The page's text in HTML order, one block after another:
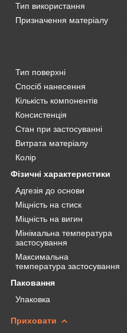
Тип використання
Призначення матеріалу
Тип поверхні
Спосіб нанесення
Кількість компонентів
Консистенція
Стан при застосуванні
Витрата матеріалу
Колір
Фізичні характеристики
Адгезія до основи
Міцність на стиск
Міцність на вигин
Мінімальна температура
застосування
Максимальна
температура застосування
Паковання
Упаковка
Приховати